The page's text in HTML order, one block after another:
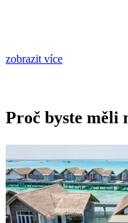
zobrazit více
Proč byste měli